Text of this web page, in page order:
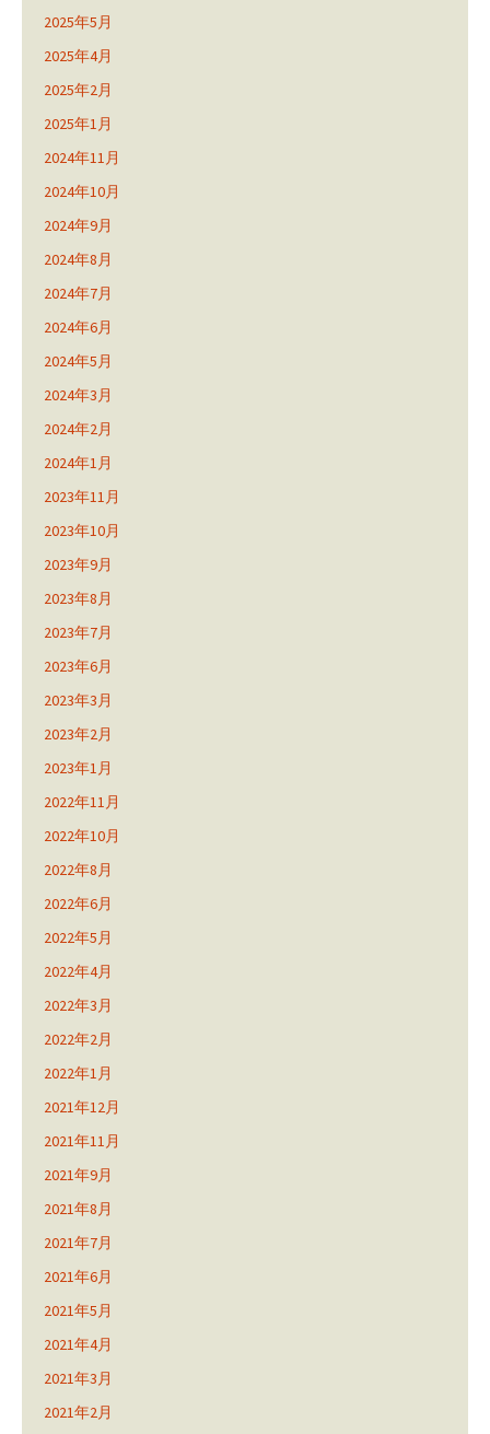
2025年5月
2025年4月
2025年2月
2025年1月
2024年11月
2024年10月
2024年9月
2024年8月
2024年7月
2024年6月
2024年5月
2024年3月
2024年2月
2024年1月
2023年11月
2023年10月
2023年9月
2023年8月
2023年7月
2023年6月
2023年3月
2023年2月
2023年1月
2022年11月
2022年10月
2022年8月
2022年6月
2022年5月
2022年4月
2022年3月
2022年2月
2022年1月
2021年12月
2021年11月
2021年9月
2021年8月
2021年7月
2021年6月
2021年5月
2021年4月
2021年3月
2021年2月